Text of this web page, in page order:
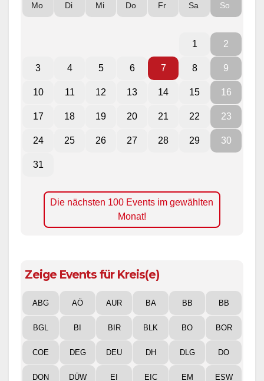
Mo Di Mi Do Fr Sa So
1 2
3 4 5 6 7 8 9
10 11 12 13 14 15 16
17 18 19 20 21 22 23
24 25 26 27 28 29 30
31
Die nächsten 100 Events im gewählten
Monat!
Zeige Events für Kreis(e)
ABG AÖ AUR BA BB BB
BGL BI BIR BLK BO BOR
COE DEG DEU DH DLG DO
DON DÜW EI EIC EM ESW